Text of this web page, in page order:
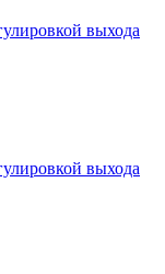
выхода
выхода